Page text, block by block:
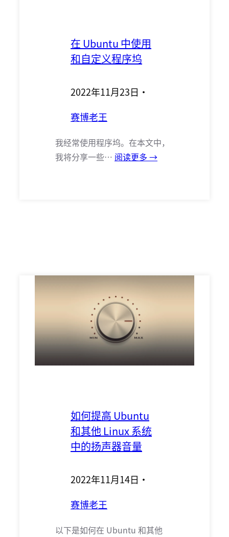
在 Ubuntu 中使用
和自定义程序坞
2022年11月23日 ·
赛博老王
我经常使用程序坞。在本文中，
我将分享一些… 阅读更多 →
如何提高 Ubuntu
和其他 Linux 系统
中的扬声器音量
2022年11月14日 ·
赛博老王
以下是如何在 Ubuntu 和其他